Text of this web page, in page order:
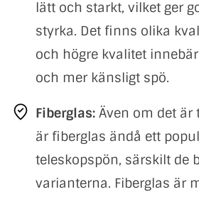
lätt och starkt, vilket ger
styrka. Det finns olika
och högre kvalitet
och mer känsligt spö.
Fiberglas: Även om det är
är fiberglas ändå ett
teleskopspön, särskilt de
varianterna. Fiberglas är